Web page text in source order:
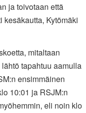
ja toivotaan että
Kytömäki
mitaltaan
tapahtuu aamulla
ensimmäinen
10:01 ja RSJM:n
eli noin klo